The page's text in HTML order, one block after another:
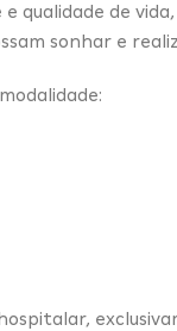
qualidade de
sonhar e